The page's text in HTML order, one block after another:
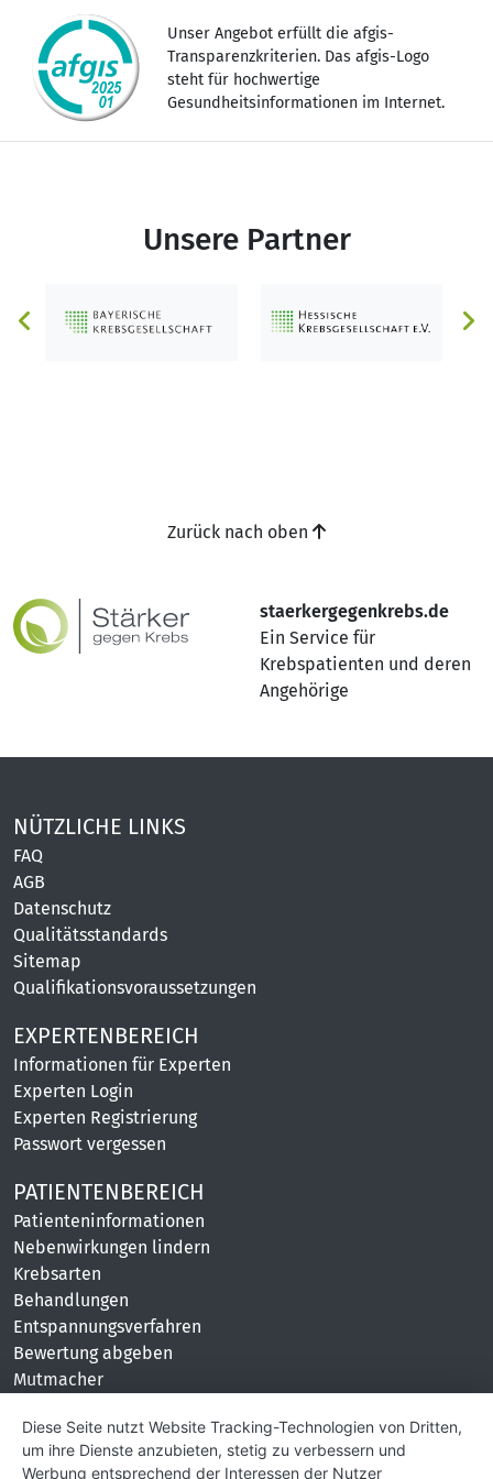
Unser Angebot erfüllt die afgis-
Transparenzkriterien. Das afgis-Logo
steht für hochwertige
Gesundheitsinformationen im Internet.
Unsere Partner
staerkergegenkrebs.de
Ein Service für
Krebspatienten und deren
Angehörige
Zurück nach oben
NÜTZLICHE LINKS
FAQ
AGB
Datenschutz
Qualitätsstandards
Sitemap
Qualifikationsvoraussetzungen
EXPERTENBEREICH
Informationen für Experten
Experten Login
Experten Registrierung
Passwort vergessen
PATIENTENBEREICH
Patienteninformationen
Nebenwirkungen lindern
Krebsarten
Behandlungen
Entspannungsverfahren
Bewertung abgeben
Mutmacher
KONTAKT
Impressum
Diese Seite nutzt Website Tracking-Technologien von Dritten,
um ihre Dienste anzubieten, stetig zu verbessern und
Werbung entsprechend der Interessen der Nutzer